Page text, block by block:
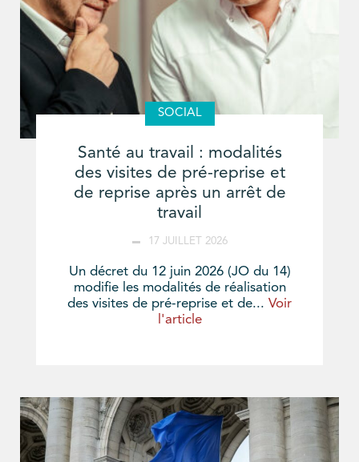
SOCIAL
Santé au travail : modalités
des visites de pré-reprise et
de reprise après un arrêt de
travail
17 JUILLET 2026
Un décret du 12 juin 2026 (JO du 14)
modifie les modalités de réalisation
des visites de pré-reprise et de... Voir
l'article